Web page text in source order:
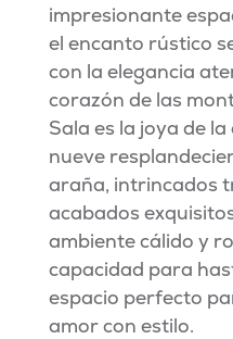
impresionante
el encanto rústico
con la elegancia
corazón de las
Sala es la joya de
nueve
araña, intrincados
acabados
ambiente cálido y
capacidad para
espacio perfecto
amor con estilo.